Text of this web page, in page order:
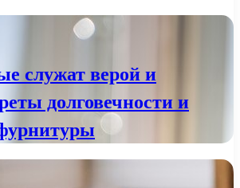
служат верой и
долговечности и